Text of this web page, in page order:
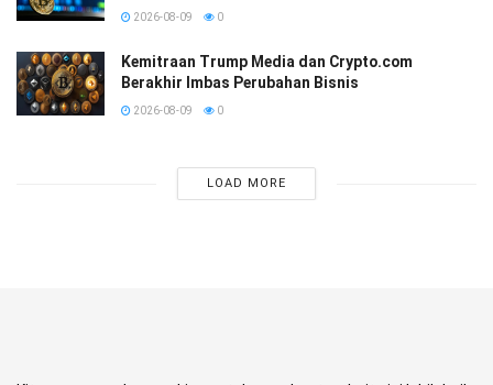
2026-08-09 0
Kemitraan Trump Media dan Crypto.com
Berakhir Imbas Perubahan Bisnis
2026-08-09 0
LOAD MORE